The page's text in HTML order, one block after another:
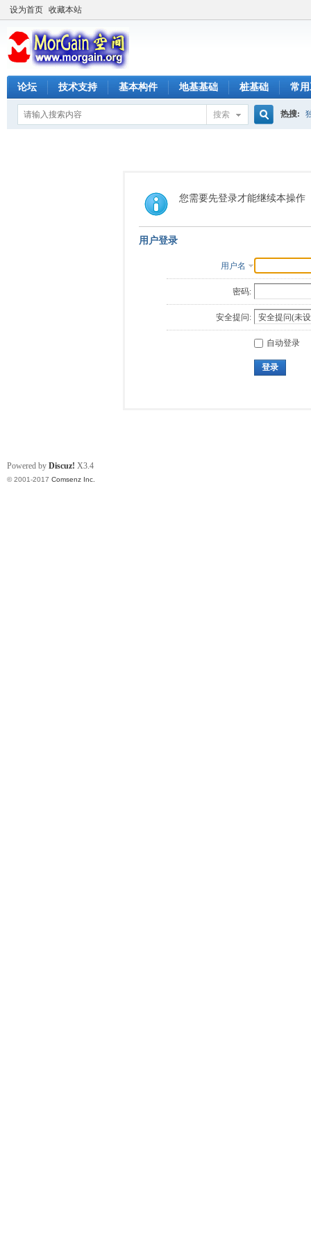
设为首页 收藏本站
论坛 技术支持 基本构件 地基基础 桩基础 常
搜索
索
热搜:
您需要先登录才能继续本操作
用户登录
用户名
密码:
安全提问:
自动登录
登录
Powered by Discuz! X3.4
© 2001-2017 Comsenz Inc.